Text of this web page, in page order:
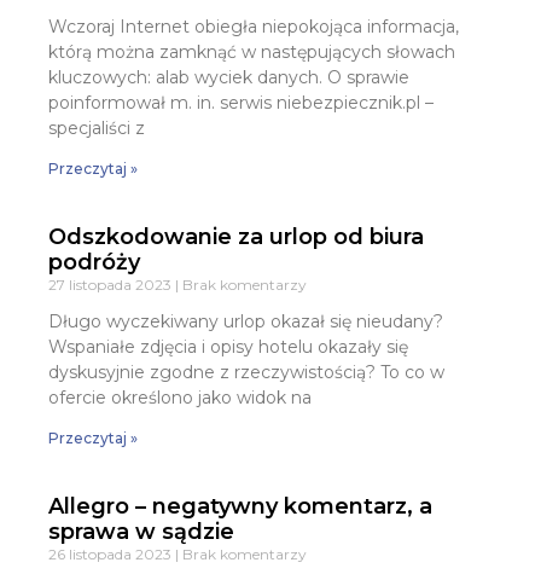
Wczoraj Internet obiegła niepokojąca informacja,
którą można zamknąć w następujących słowach
kluczowych: alab wyciek danych. O sprawie
poinformował m. in. serwis niebezpiecznik.pl –
specjaliści z
Przeczytaj »
Odszkodowanie za urlop od biura
podróży
27 listopada 2023 Brak komentarzy
Długo wyczekiwany urlop okazał się nieudany?
Wspaniałe zdjęcia i opisy hotelu okazały się
dyskusyjnie zgodne z rzeczywistością? To co w
ofercie określono jako widok na
Przeczytaj »
Allegro – negatywny komentarz, a
sprawa w sądzie
26 listopada 2023 Brak komentarzy